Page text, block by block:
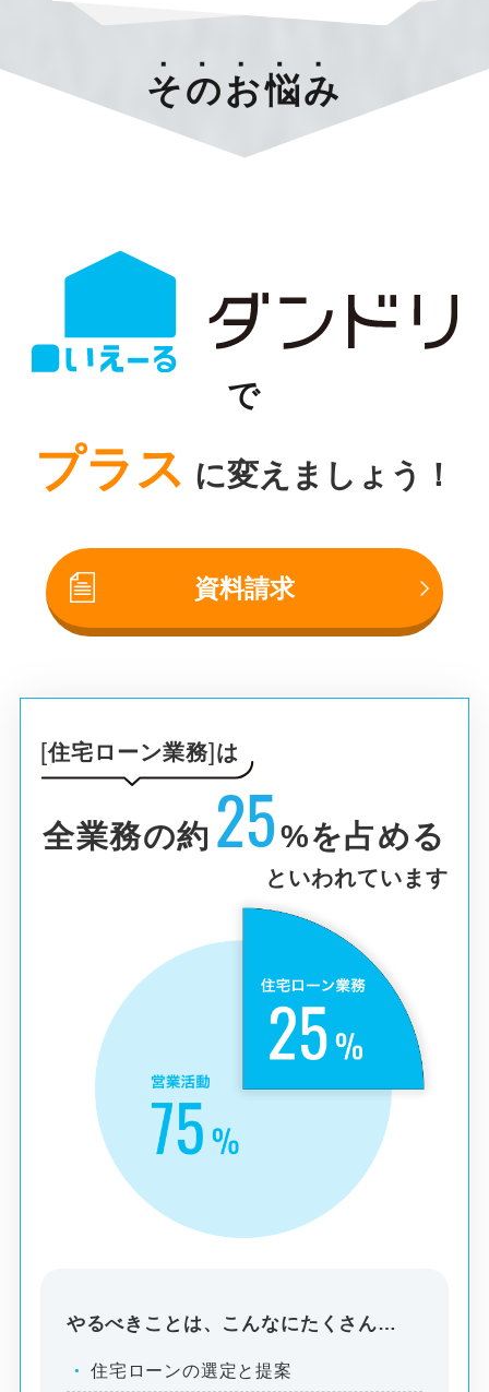
そのお悩み
で
プラス に変えましょう！
資料請求
住宅ローン業務 は
全業務の約 25%を占める
といわれています
やるべきことは、こんなにたくさん…
住宅ローンの選定と提案